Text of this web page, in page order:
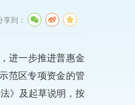
享到：
进一步推进普惠金
范区专项资金的管
》 及起草说明 ，按